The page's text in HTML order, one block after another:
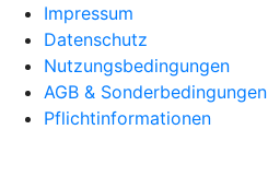
Impressum
Datenschutz
Nutzungsbedingungen
AGB & Sonderbedingungen
Pflichtinformationen